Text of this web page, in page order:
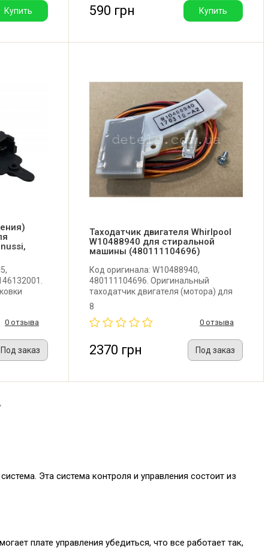
Купить
прямым приводом.
590 грн Купить
0 отзыва
Под заказ
Таходатчик двигателя Whirlpool
W10488940 для стиральной
машины (480111104696)
Код оригинала: W10488940,
480111104696. Оригинальный
таходатчик двигателя (мотора) для
стиральной машины Whirlpool,
Bauknecht, Privileg с прямым
приводом. Производитель: Италия.
картонной упаковке.
8
0 отзыва
2370 грн Под заказ
Эта система контроля и управления состоит из
плате управления убедиться, что все работает так,